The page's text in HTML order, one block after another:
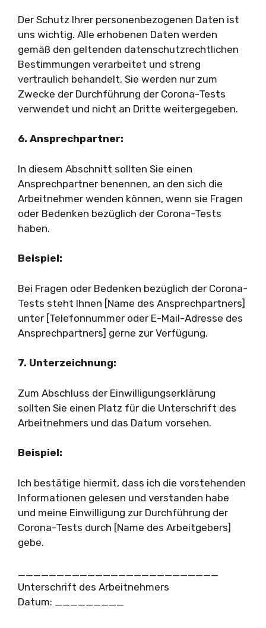
Der Schutz Ihrer personenbezogenen Daten ist
uns wichtig. Alle erhobenen Daten werden
gemäß den geltenden datenschutzrechtlichen
Bestimmungen verarbeitet und streng
vertraulich behandelt. Sie werden nur zum
Zwecke der Durchführung der Corona-Tests
verwendet und nicht an Dritte weitergegeben.
6. Ansprechpartner:
In diesem Abschnitt sollten Sie einen
Ansprechpartner benennen, an den sich die
Arbeitnehmer wenden können, wenn sie Fragen
oder Bedenken bezüglich der Corona-Tests
haben.
Beispiel:
Bei Fragen oder Bedenken bezüglich der Corona-
Tests steht Ihnen [Name des Ansprechpartners]
unter [Telefonnummer oder E-Mail-Adresse des
Ansprechpartners] gerne zur Verfügung.
7. Unterzeichnung:
Zum Abschluss der Einwilligungserklärung
sollten Sie einen Platz für die Unterschrift des
Arbeitnehmers und das Datum vorsehen.
Beispiel:
Ich bestätige hiermit, dass ich die vorstehenden
Informationen gelesen und verstanden habe
und meine Einwilligung zur Durchführung der
Corona-Tests durch [Name des Arbeitgebers]
gebe.
__________________________
Unterschrift des Arbeitnehmers
Datum: _________